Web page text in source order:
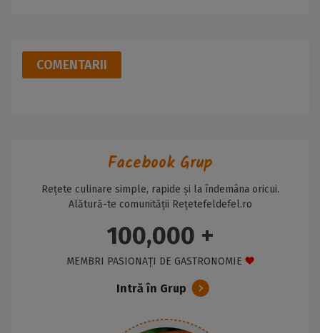
COMENTARII
Facebook Grup
Rețete culinare simple, rapide și la îndemâna oricui.
Alătură-te comunității Rețetefeldefel.ro
100,000 +
MEMBRI PASIONAȚI DE GASTRONOMIE
Intră în Grup